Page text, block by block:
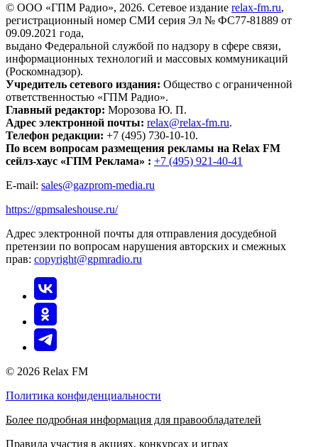
© ООО «ГПМ Радио», 2026. Сетевое издание relax-fm.ru,
регистрационный номер СМИ серия Эл № ФС77-81889 от
09.09.2021 года,
выдано Федеральной службой по надзору в сфере связи,
информационных технологий и массовых коммуникаций
(Роскомнадзор).
Учредитель сетевого издания: Общество с ограниченной
ответственностью «ГПМ Радио».
Главный редактор: Морозова Ю. П.
Адрес электронной почты: relax@relax-fm.ru.
Телефон редакции: +7 (495) 730-10-10.
По всем вопросам размещения рекламы на Relax FM
сейлз-хаус «ГПМ Реклама» : +7 (495) 921-40-41
E-mail: sales@gazprom-media.ru
https://gpmsaleshouse.ru/
Адрес электронной почты для отправления досудебной
претензии по вопросам нарушения авторских и смежных
прав: copyright@gpmradio.ru
© 2026 Relax FM
Политика конфиденциальности
Более подробная информация для правообладателей
Правила участия в акциях, конкурсах и играх